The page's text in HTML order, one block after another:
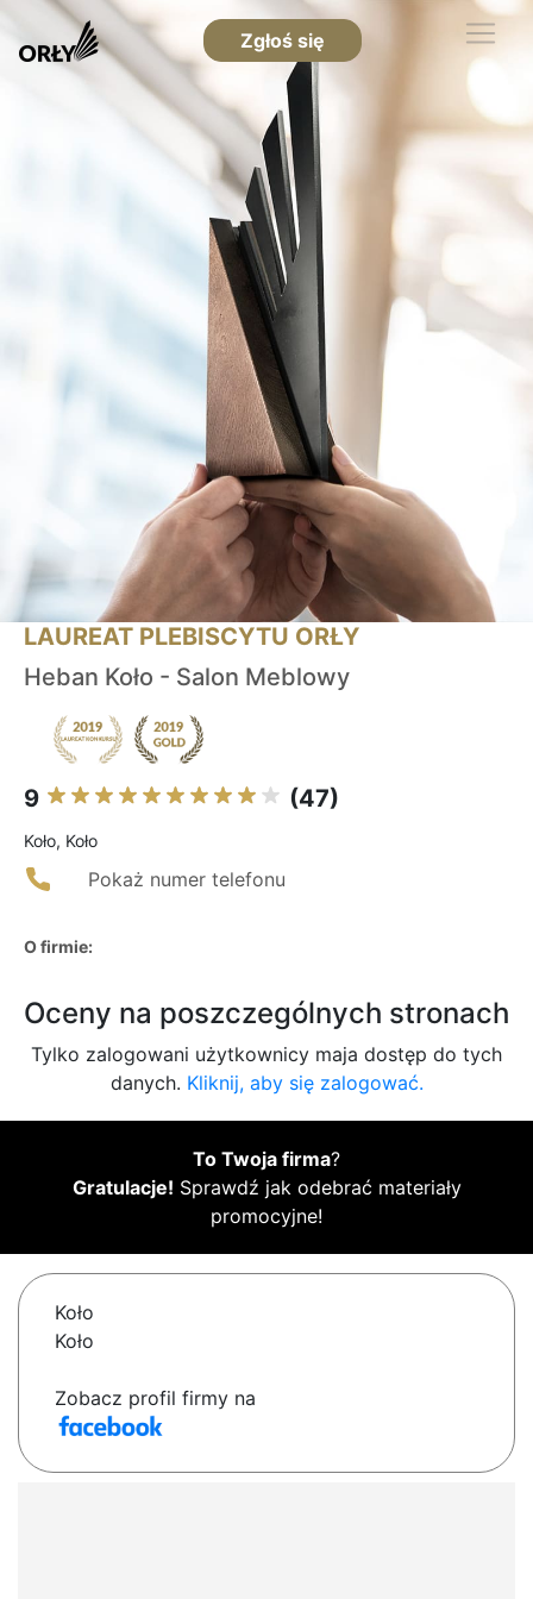
Zgłoś się
LAUREAT PLEBISCYTU ORŁY
Heban Koło - Salon Meblowy
9 (47)
Koło, Koło
Pokaż numer telefonu
O firmie:
Oceny na poszczególnych stronach
Tylko zalogowani użytkownicy maja dostęp do tych
danych. Kliknij, aby się zalogować.
To Twoja firma?
Gratulacje! Sprawdź jak odebrać materiały
promocyjne!
Koło
Koło
Zobacz profil firmy na